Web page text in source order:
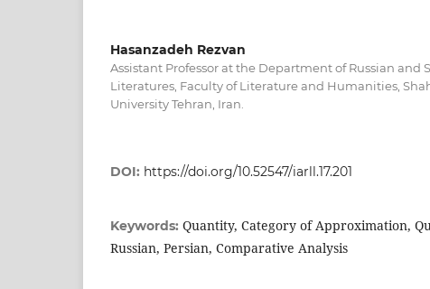
Hasanzadeh Rezvan
Assistant Professor at the Department of Russian and
Literatures, Faculty of Literature and Humanities,
University Tehran, Iran.
DOI: https://doi.org/10.52547/iarll.17.201
Keywords: Quantity, Category of Approximation,
Russian, Persian, Comparative Analysis